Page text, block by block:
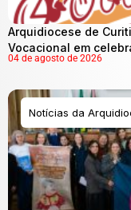
Arquidiocese de
Vocacional em
04 de agosto de 2026
Notícias da